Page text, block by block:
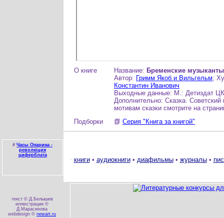
О книге Название: Бременские
Автор: Гримм Якоб и Вильгельм;
Константин Иванович
Выходные данные: М.: Детиздат
Дополнительно: Сказка.
мотивам сказки смотрите на
Подборки
📗 Серия "Книга за книгой"
# Часы Опарина -
революция
циферблата
книги• аудиокниги• диафильмы• журналы•
текст © Д.Белышев
иллюстрации ©
Д.Марасинова
webdesign © newart.ru